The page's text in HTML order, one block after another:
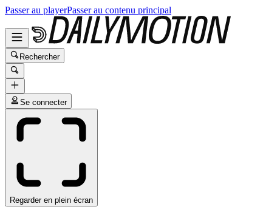
Passer au playerPasser au contenu principal
Rechercher
Se connecter
Regarder en plein écran